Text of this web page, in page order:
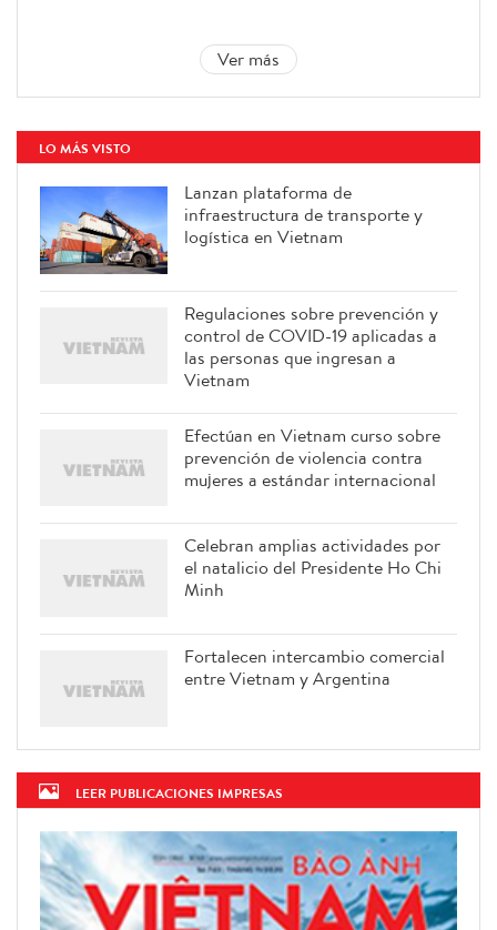
Ver más
LO MÁS VISTO
Lanzan plataforma de
infraestructura de transporte y
logística en Vietnam
Regulaciones sobre prevención y
control de COVID-19 aplicadas a
las personas que ingresan a
Vietnam
Efectúan en Vietnam curso sobre
prevención de violencia contra
mujeres a estándar internacional
Celebran amplias actividades por
el natalicio del Presidente Ho Chi
Minh
Fortalecen intercambio comercial
entre Vietnam y Argentina
LEER PUBLICACIONES IMPRESAS